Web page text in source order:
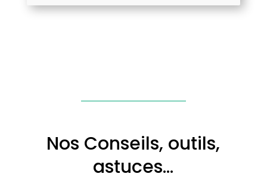
Nos Conseils, outils,
astuces…